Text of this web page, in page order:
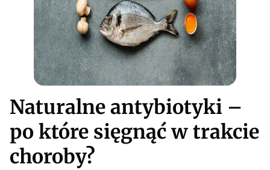
Naturalne antybiotyki –
po które sięgnąć w trakcie
choroby?